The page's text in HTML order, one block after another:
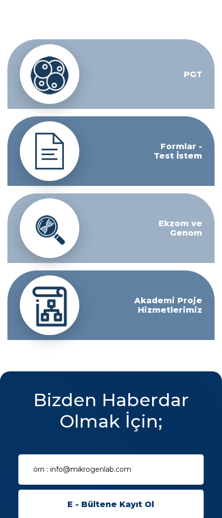
PGT
Formlar -
Test İstem
Ekzom ve
Genom
Akademi Proje
Hizmetlerimiz
Bizden Haberdar
Olmak İçin;